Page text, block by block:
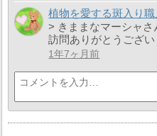
植物を愛する斑入り
> きままなマーシャさ
訪問ありがとうござい
1年7ヶ月前